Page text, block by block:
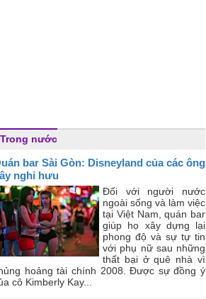
Trong nước
bar Sài Gòn: Disneyland của các ông
nghỉ hưu
Đối với người nước
ngoài sống và làm việc
tại Việt Nam, quán bar
giúp họ xây dựng lại
phong độ và sự tự tin
với phụ nữ sau những
thất bại ở quê nhà vì
hoảng tài chính 2008. Được sự đồng ý
cô Kimberly Kay...